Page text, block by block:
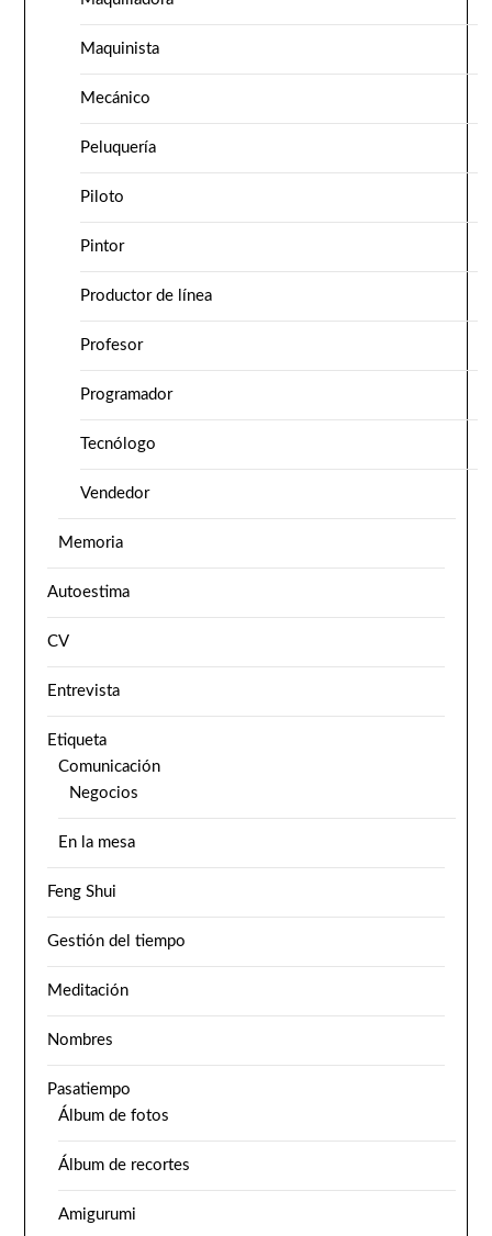
Maquinista
Mecánico
Peluquería
Piloto
Pintor
Productor de línea
Profesor
Programador
Tecnólogo
Vendedor
Memoria
Autoestima
CV
Entrevista
Etiqueta
Comunicación
Negocios
En la mesa
Feng Shui
Gestión del tiempo
Meditación
Nombres
Pasatiempo
Álbum de fotos
Álbum de recortes
Amigurumi